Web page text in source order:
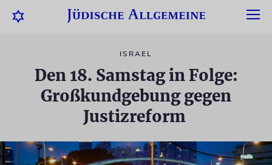
ISRAEL
Den 18. Samstag in Folge:
Großkundgebung gegen
Justizreform